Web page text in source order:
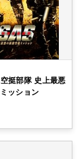
挺部隊 史上最悪
ッション